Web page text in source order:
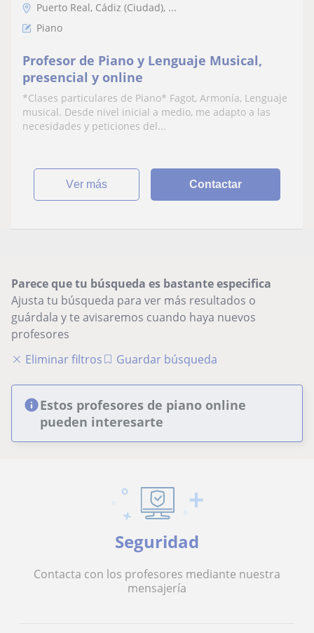
Puerto Real, Cádiz (Ciudad), ...
Piano
Profesor de Piano y Lenguaje Musical,
presencial y online
*Clases particulares de Piano* Fagot, Armonía, Lenguaje
musical. Desde nivel inicial a medio, me adapto a las
necesidades y peticiones del...
ver más Contactar
Parece que tu búsqueda es bastante especifica
Ajusta tu búsqueda para ver más resultados o
guárdala y te avisaremos cuando haya nuevos
profesores
Eliminar filtros
Guardar búsqueda
Estos profesores de piano online
pueden interesarte
Seguridad
Contacta con los profesores mediante nuestra
mensajería